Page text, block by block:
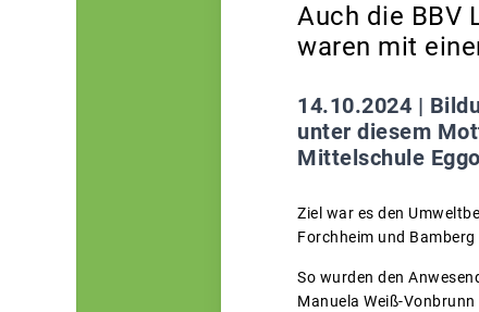
Auch die BBV
waren mit
14.10.2024 |
unter diesem
Mittelschule
Ziel war es den
Forchheim und
So wurden den
Manuela Weiß-